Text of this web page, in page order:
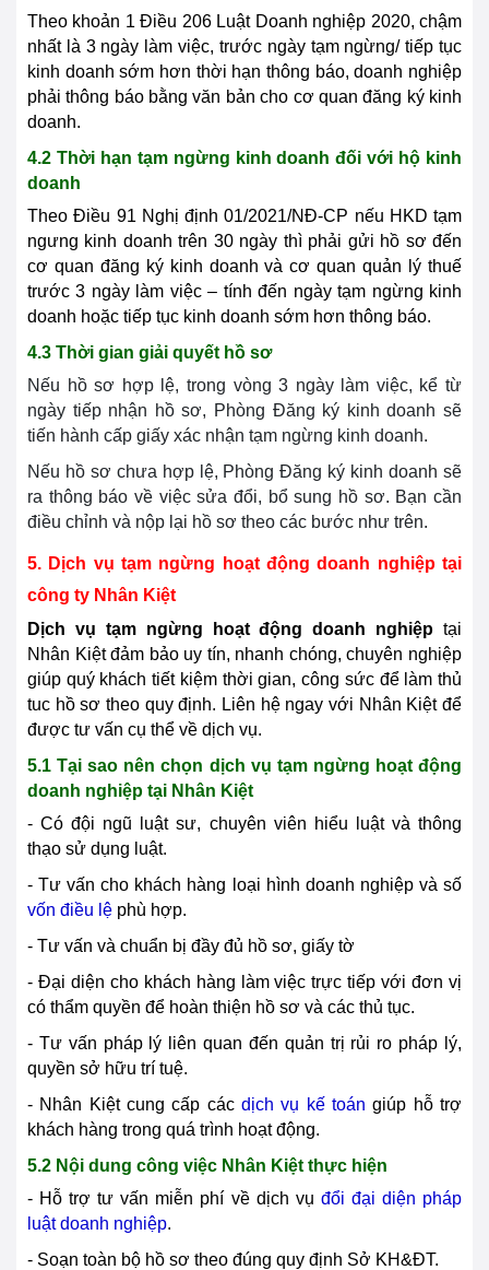
Theo khoản 1 Điều 206 Luật Doanh nghiệp 2020, chậm
nhất là 3 ngày làm việc, trước ngày tạm ngừng/ tiếp tục
kinh doanh sớm hơn thời hạn thông báo, doanh nghiệp
phải thông báo bằng văn bản cho cơ quan đăng ký kinh
doanh.
4.2 Thời hạn tạm ngừng kinh doanh đối với hộ kinh
doanh
Theo Điều 91 Nghị định 01/2021/NĐ-CP nếu HKD tạm
ngưng kinh doanh trên 30 ngày thì phải gửi hồ sơ đến
cơ quan đăng ký kinh doanh và cơ quan quản lý thuế
trước 3 ngày làm việc – tính đến ngày tạm ngừng kinh
doanh hoặc tiếp tục kinh doanh sớm hơn thông báo.
4.3 Thời gian giải quyết hồ sơ
Nếu hồ sơ hợp lệ, trong vòng 3 ngày làm việc, kể từ
ngày tiếp nhận hồ sơ, Phòng Đăng ký kinh doanh sẽ
tiến hành cấp giấy xác nhận tạm ngừng kinh doanh.
Nếu hồ sơ chưa hợp lệ, Phòng Đăng ký kinh doanh sẽ
ra thông báo về việc sửa đổi, bổ sung hồ sơ. Bạn cần
điều chỉnh và nộp lại hồ sơ theo các bước như trên.
5. Dịch vụ tạm ngừng hoạt động doanh nghiệp tại
công ty Nhân Kiệt
Dịch vụ tạm ngừng hoạt động doanh nghiệp tại
Nhân Kiệt đảm bảo uy tín, nhanh chóng, chuyên nghiệp
giúp quý khách tiết kiệm thời gian, công sức để làm thủ
tuc hồ sơ theo quy định. Liên hệ ngay với Nhân Kiệt để
được tư vấn cụ thể về dịch vụ.
5.1 Tại sao nên chọn dịch vụ tạm ngừng hoạt động
doanh nghiệp tại Nhân Kiệt
- Có đội ngũ luật sư, chuyên viên hiểu luật và thông
thạo sử dụng luật.
- Tư vấn cho khách hàng loại hình doanh nghiệp và số
vốn điều lệ phù hợp.
- Tư vấn và chuẩn bị đầy đủ hồ sơ, giấy tờ
- Đại diện cho khách hàng làm việc trực tiếp với đơn vị
có thẩm quyền để hoàn thiện hồ sơ và các thủ tục.
- Tư vấn pháp lý liên quan đến quản trị rủi ro pháp lý,
quyền sở hữu trí tuệ.
- Nhân Kiệt cung cấp các dịch vụ kế toán giúp hỗ trợ
khách hàng trong quá trình hoạt động.
5.2 Nội dung công việc Nhân Kiệt thực hiện
- Hỗ trợ tư vấn miễn phí về dịch vụ đổi đại diện pháp
luật doanh nghiệp.
- Soạn toàn bộ hồ sơ theo đúng quy định Sở KH&ĐT.